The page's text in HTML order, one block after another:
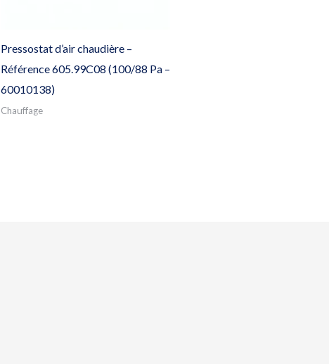
Pressostat d’air chaudière –
Référence 605.99C08 (100/88 Pa –
60010138)
Chauffage